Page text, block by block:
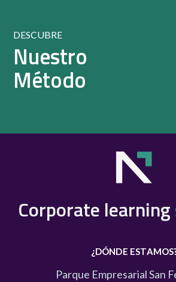
DESCUBRE
Nuestro
Método
Corporate learning
¿DÓNDE
Parque Empresarial San